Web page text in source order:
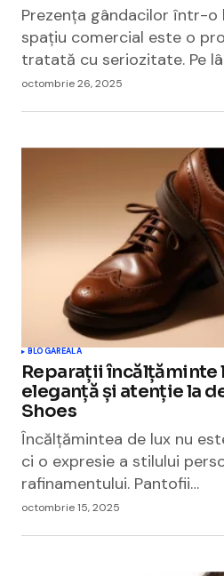
Prezența gândacilor într-
spațiu comercial este o
tratată cu seriozitate. Pe
octombrie 26, 2025
BLOGAREALA
Reparații încălțăminte
eleganță și atenție la
Shoes
Încălțămintea de lux nu
ci o expresie a stilului
rafinamentului. Pantofii…
octombrie 15, 2025